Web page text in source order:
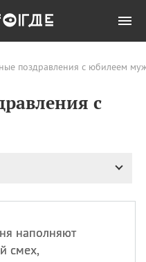
поздравления с юбилеем
с
наполняют
смех,
Все
День памяти жертв
атомной
день
рисового пудинга
День Дымняшки